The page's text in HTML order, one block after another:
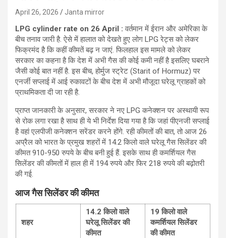
April 26, 2026 Janta mirror
LPG cylinder rate on 26 April :वर्तमान में ईरान और अमेरिका के
बीच तनाव जारी है. ऐसे में हालात को देखते हुए लोग LPG रेट्स को लेकर
फिक्रमंद है कि कहीं कीमतें बढ़ न जाएं. फिलहाल इस मामले को लेकर
सरकार का कहना है कि देश में अभी गैस की कोई कमी नहीं है इसलिए घबराने
जैसी कोई बात नहीं है. इस बीच, होर्मुज स्ट्रेट (Starit of Hormuz) पर
एनर्जी सप्लाई में आई रुकावटों के बीच देश में अभी मौजूदा घरेलू ग्राहकों को
प्राथमिकता दी जा रही है.
प्राप्‍त जानकारी के अनुसार, सरकार ने नए LPG कनेक्शन पर अस्थायी रूप
से रोक लगा रखा है साथ ही ये भी निर्देश दिया गया है कि जहां पीएनजी सप्लाई
है वहां एलपीजी कनेक्शन सरेंडर करने होंगे. रही कीमतों की बात, तो आज 26
अप्रैल को भारत के प्रमुख शहरों में 14.2 किलो वाले घरेलू गैस सिलेंडर की
कीमत 910-950 रुपये के बीच बनी हुई हैं. इसके साथ ही कमर्शियल गैस
सिलेंडर की कीमतों में हाल ही में 194 रुपये और फिर 218 रुपये की बढ़ोतरी
की गई.
आज गैस सिलेंडर की कीमत
शहर
14.2किलो वाले
घरेलू सिलेंडर की
कीमत
19किलो वाले
कमर्शियल सिलेंडर
की कीमत